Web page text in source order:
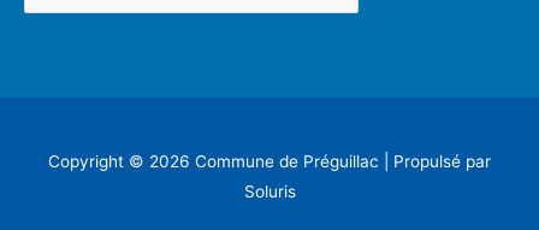
Copyright © 2026 Commune de Préguillac | Propulsé par
Soluris